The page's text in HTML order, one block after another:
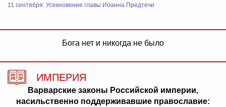
11 сентября: Усекновение главы Иоанна Предтечи
Бога нет и никогда не было
ИМПЕРИЯ
Варварские законы Российской империи,
насильственно поддерживавшие православие: